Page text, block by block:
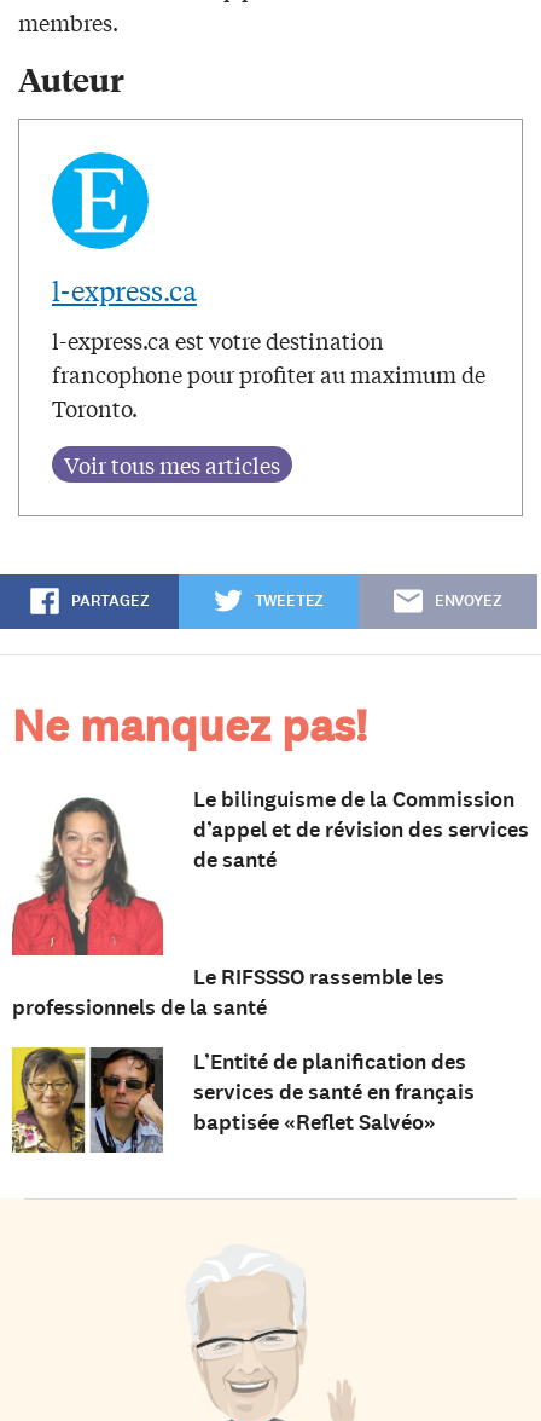
membres.
Auteur
l-express.ca
l-express.ca est votre destination
francophone pour profiter au maximum de
Toronto.
PARTAGEZ TWEETEZ ENVOYEZ
Ne manquez pas!
Le bilinguisme de la Commission
d’appel et de révision des services
de santé
Le RIFSSSO rassemble les
professionnels de la santé
L’Entité de planification des
services de santé en français
baptisée «Reflet Salvéo»